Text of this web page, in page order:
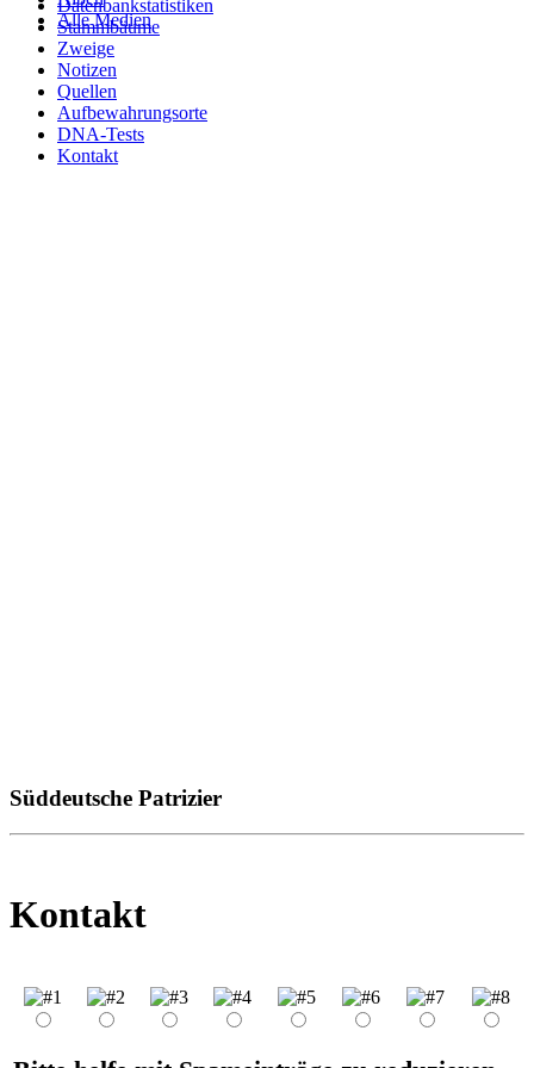
Alle Medien
Datenbankstatistiken
Stammbäume
Zweige
Notizen
Quellen
Aufbewahrungsorte
DNA-Tests
Kontakt
Süddeutsche Patrizier
Kontakt